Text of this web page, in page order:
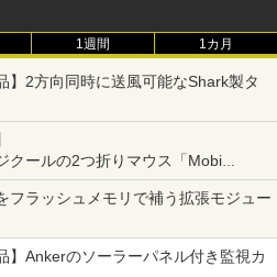
ン 60Hz WQXGA 2560x1600 IPS
液晶ディスプレイ 修理交換用
ネル
1週間 1カ月
】2方向同時に送風可能なShark製タ
クールの2つ折りマウス「Mobi
ックとは？
フラッシュメモリで補う拡張モジュー
】Ankerのソーラーパネル付き監視カ